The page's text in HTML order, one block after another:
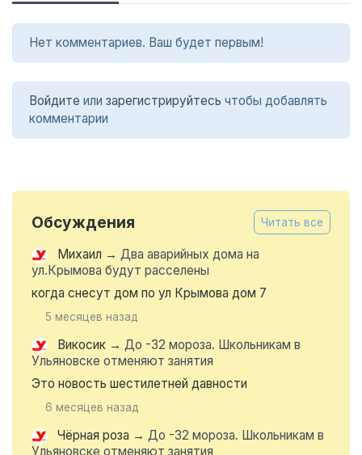
Нет комментариев. Ваш будет первым!
Войдите или зарегистрируйтесь чтобы добавлять
комментарии
Обсуждения Читать все
Михаил → Два аварийных дома на
ул.Крымова будут расселены
когда снесут дом по ул Крымова дом 7
5 месяцев назад
Викосик → До -32 мороза. Школьникам в
Ульяновске отменяют занятия
Это новость шестилетней давности
6 месяцев назад
Чёрная роза → До -32 мороза. Школьникам в
Ульяновске отменяют занятия